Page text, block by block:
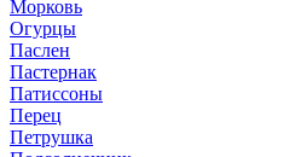
Морковь
Огурцы
Паслен
Пастернак
Патиссоны
Перец
Петрушка